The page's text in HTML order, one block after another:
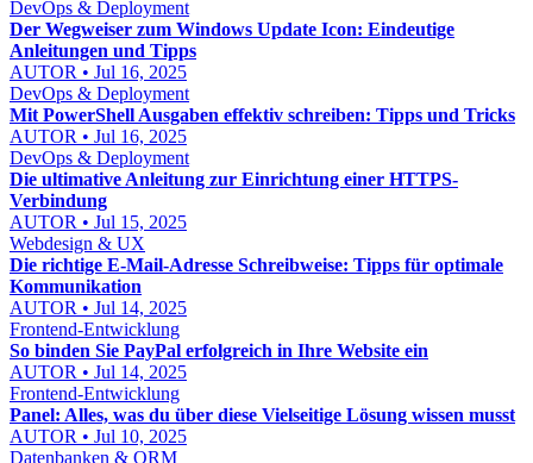
DevOps & Deployment
Der Wegweiser zum Windows Update Icon: Eindeutige
Anleitungen und Tipps
AUTOR • Jul 16, 2025
DevOps & Deployment
Mit PowerShell Ausgaben effektiv schreiben: Tipps und Tricks
AUTOR • Jul 16, 2025
DevOps & Deployment
Die ultimative Anleitung zur Einrichtung einer HTTPS-
Verbindung
AUTOR • Jul 15, 2025
Webdesign & UX
Die richtige E-Mail-Adresse Schreibweise: Tipps für optimale
Kommunikation
AUTOR • Jul 14, 2025
Frontend-Entwicklung
So binden Sie PayPal erfolgreich in Ihre Website ein
AUTOR • Jul 14, 2025
Frontend-Entwicklung
Panel: Alles, was du über diese Vielseitige Lösung wissen musst
AUTOR • Jul 10, 2025
Datenbanken & ORM